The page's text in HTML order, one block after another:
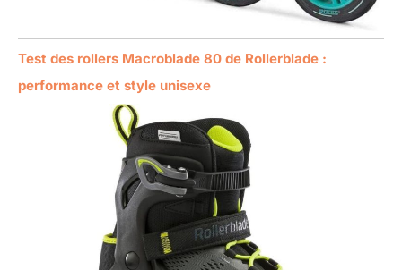
Test des rollers Macroblade 80 de Rollerblade :
performance et style unisexe